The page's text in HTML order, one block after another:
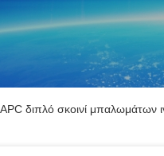
διπλό σκοινί